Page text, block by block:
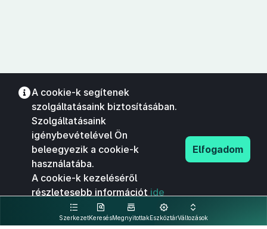
SzerkezetKeresésMegnyitottakEszköztárVáltozások
A cookie-k segítenek
szolgáltatásaink biztosításában.
Szolgáltatásaink
igénybevételével Ön
beleegyezik a cookie-k
használatába.
A cookie-k kezeléséről
részletesebb információt ide
kattintva olvashat.
Elfogadom